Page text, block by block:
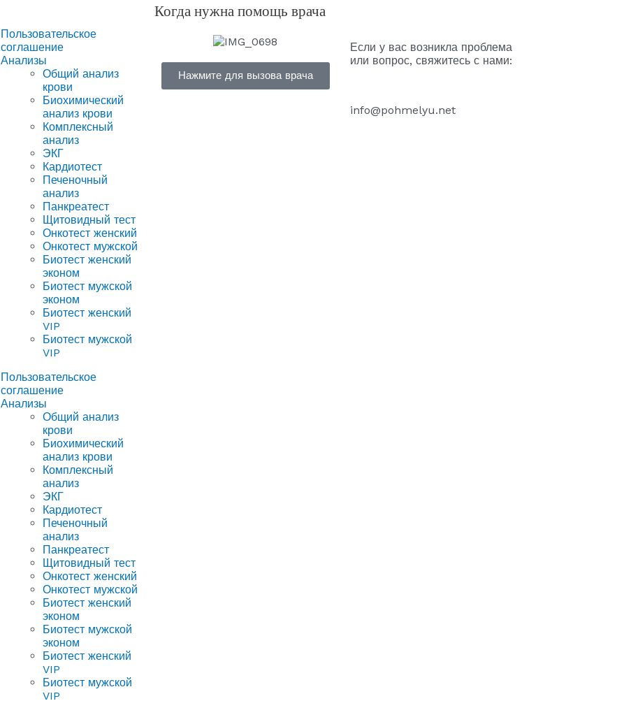
Пользовательское
соглашение
Анализы
Общий анализ
крови
Биохимический
анализ крови
Комплексный
анализ
ЭКГ
Кардиотест
Печеночный
анализ
Панкреатест
Щитовидный тест
Онкотест женский
Онкотест мужской
Биотест женский
эконом
Биотест мужской
эконом
Биотест женский
VIP
Биотест мужской
VIP
Пользовательское
соглашение
Анализы
Общий анализ
крови
Биохимический
анализ крови
Комплексный
анализ
ЭКГ
Кардиотест
Печеночный
анализ
Панкреатест
Щитовидный тест
Онкотест женский
Онкотест мужской
Биотест женский
эконом
Биотест мужской
эконом
Биотест женский
VIP
Биотест мужской
VIP
Когда нужна помощь врача
Нажмите для вызова врача
Если у вас возникла проблема
или вопрос, свяжитесь с нами:
info@pohmelyu.net